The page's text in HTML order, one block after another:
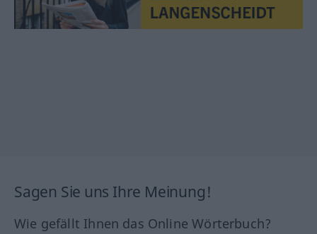
Sagen Sie uns Ihre Meinung!
Wie gefällt Ihnen das Online Wörterbuch?